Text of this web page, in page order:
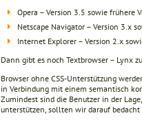
Opera – Version 3.5 sowie frühere
Netscape Navigator – Version 3.x
Internet Explorer – Version 2.x
Dann gibt es noch Textbrowser – Lynx
Browser ohne CSS-Unterstützung
in Verbindung mit einem semantisch
Zumindest sind die Benutzer in der
unterstützen, sollten wir darauf